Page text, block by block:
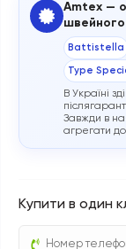
Amtex —
Battistella
Type
В Україні
Завжди в
агрегати до
Купити в один